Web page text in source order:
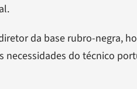
da base rubro-negra,
necessidades do técnico